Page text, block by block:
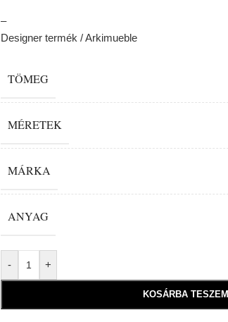
–
Designer termék / Arkimueble
TÖMEG
MÉRETEK
MÁRKA
ANYAG
- +
KOSÁRBA TESZEM